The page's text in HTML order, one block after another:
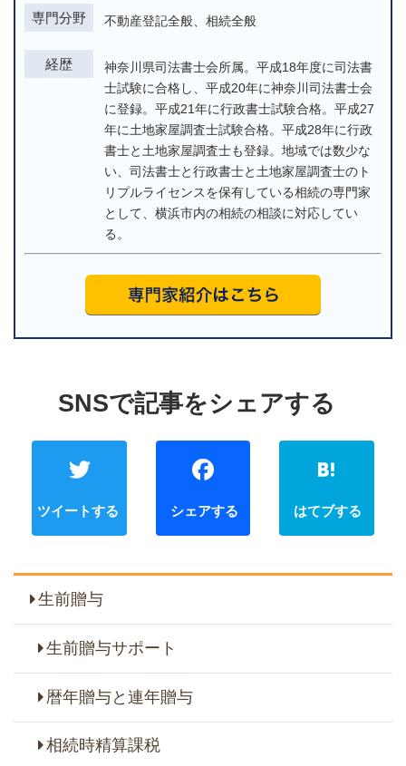
専門分野 不動産登記全般、相続全般
経歴
神奈川県司法書士会所属。平成18年度に司法書
士試験に合格し、平成20年に神奈川司法書士会
に登録。平成21年に行政書士試験合格。平成27
年に土地家屋調査士試験合格。平成28年に行政
書士と土地家屋調査士も登録。地域では数少な
い、司法書士と行政書士と土地家屋調査士のト
リプルライセンスを保有している相続の専門家
として、横浜市内の相続の相談に対応してい
る。
Twitter
生前贈与
生前贈与サポート
暦年贈与と連年贈与
相続時精算課税